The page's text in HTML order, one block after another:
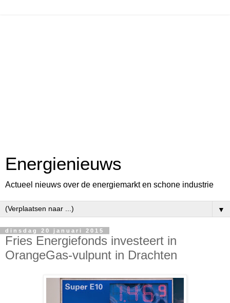
Energienieuws
Actueel nieuws over de energiemarkt en schone industrie
▼
dinsdag 20 januari 2015
Fries Energiefonds investeert in
OrangeGas-vulpunt in Drachten